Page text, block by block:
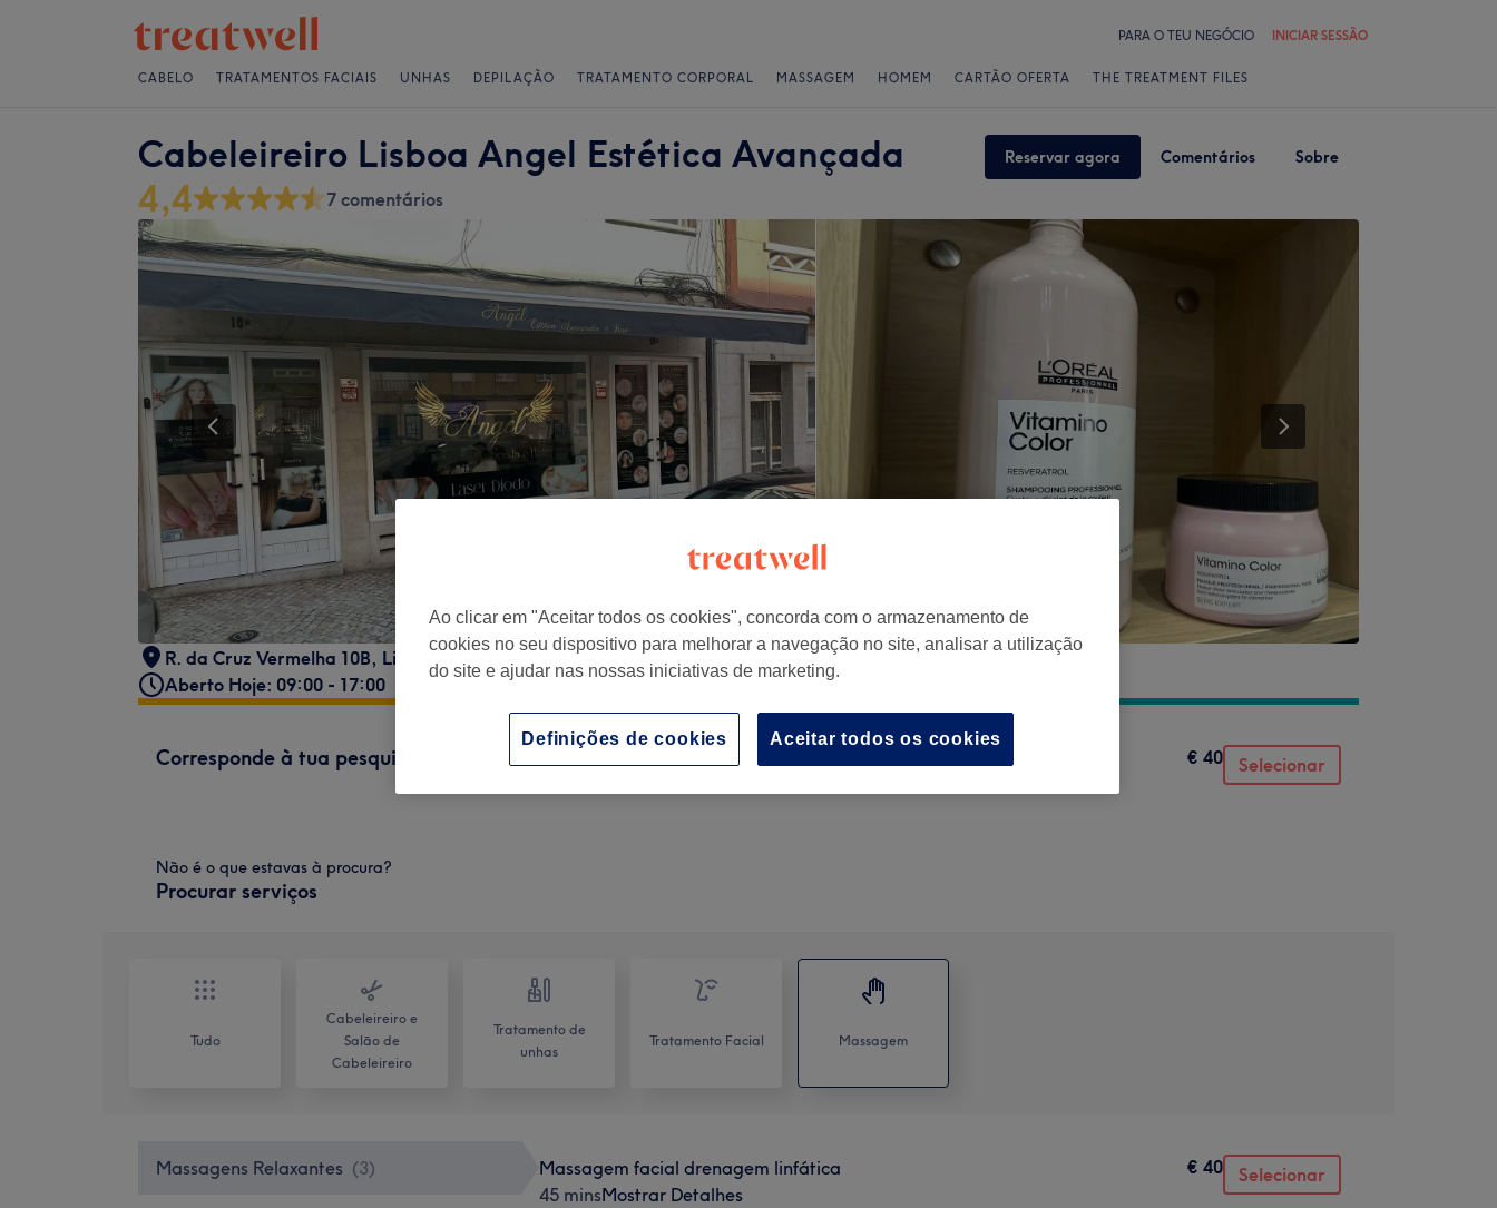
PARA O TEU NEGÓCIO INICIAR SESSÃO
CABELO TRATAMENTOS FACIAIS UNHAS DEPILAÇÃO TRATAMENTO CORPORAL MASSAGEM HOMEM CARTÃO OFERTA THE TREATMENT FILES
Cabeleireiro Lisboa Angel Estética Avançada Reservar agora Comentários Sobre
4,4 7 comentários
R. da Cruz Vermelha 10B, Lisboa, Portugal
Aberto Hoje: 09:00 - 17:00
Corresponde à tua pesquisa € 40 Selecionar
Não é o que estavas à procura?
Procurar serviços
Tudo
Cabeleireiro e
Salão de
Cabeleireiro
Tratamento de
unhas
Tratamento Facial Massagem
Massagens Relaxantes (3)
Massagem facial drenagem linfática
45 minsMostrar Detalhes
€ 40 Selecionar
Ao clicar em "Aceitar todos os cookies", concorda com o armazenamento de
cookies no seu dispositivo para melhorar a navegação no site, analisar a utilização
do site e ajudar nas nossas iniciativas de marketing.
Aceitar todos os cookies
Definições de cookies